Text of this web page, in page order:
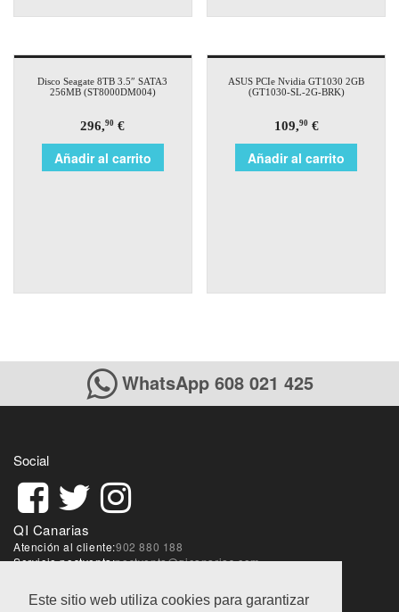
Este sitio web utiliza cookies para garantizar
Disco Seagate 8TB 3.5″ SATA3
256MB (ST8000DM004)
296,90 €
Añadir al carrito
ASUS PCIe Nvidia GT1030 2GB
(GT1030-SL-2G-BRK)
109,90€
Añadir al carrito
WhatsApp 608 021 425
Social
QI Canarias
Atención al cliente:902 880 188
Servicio postventa:postventa@qicanarias.com